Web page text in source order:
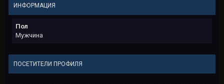
ИНФОРМАЦИЯ
Пол
Мужчина
ПОСЕТИТЕЛИ ПРОФИЛЯ